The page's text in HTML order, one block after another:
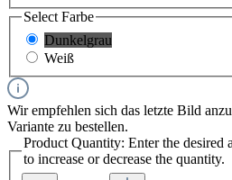
SelectFarbe
Dunkelgrau
Weiß
Wir empfehlen sich das letzte Bild
Variante zu bestellen.
Product Quantity: Enter the desired
to increase or decrease the quantity.